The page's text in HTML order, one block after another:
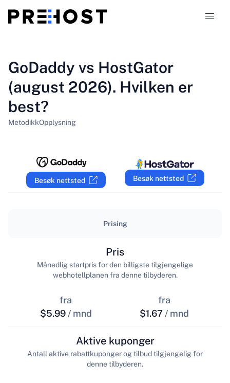
Sammenligninger
NO
GoDaddy vs HostGator
(august 2026). Hvilken er
best?
MetodikkOpplysning
Besøk nettsted Besøk nettsted
Prising
fra
$5.99 / mnd
Pris
Månedlig startpris for den billigste tilgjengelige
webhotellplanen fra denne tilbyderen.
fra
$1.67 / mnd
Aktive kuponger
Antall aktive rabattkuponger og tilbud tilgjengelig for
denne tilbyderen.